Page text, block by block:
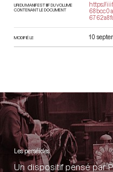
URI DU MANIFEST IIIF DU VOLUME
CONTENANT LE DOCUMENT
https://
MODIFIÉ LE 10
Les perséides
Un dispositif pensé par